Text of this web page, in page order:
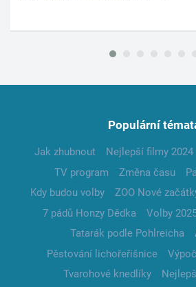
Populární
Jak zhubnout Nejlepší filmy 2024
TV program
Změna času
Kdy budou volby
ZOO Nové
7 pádů Honzy Dědka
Volby
Tatarák podle Pohlreicha
Pěstování lichořeřišnice
Tvarohové knedlíky